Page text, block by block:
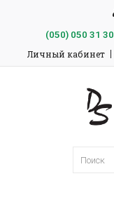
(050)050 31 30
Личный кабинет